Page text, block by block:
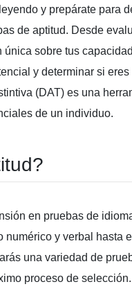
y prepárate para
de aptitud. Desde
sobre tus
y determinar si
(DAT) es una
de un individuo.
en pruebas de
y verbal hasta
una variedad de
proceso de